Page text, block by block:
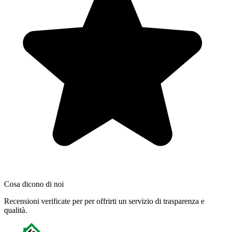
Cosa dicono di noi
Recensioni verificate per per offrirti un servizio di trasparenza e
qualità.